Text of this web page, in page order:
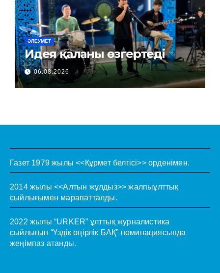
ӘЛЕУМЕТ
Идея қаланы өзгертеді
06.08.2026
Газет 1979 жылы <<Құрмет белгісі>> орденімен.
2014 жылы <<Алтын жұлдыз>> жалпыұлттық
сыйлығымен марапатталды.
2022 жылы “URKER” ұлттық журналистика
сыйлығын “Үздік өңірлік БАҚ” номинациясында
жеңімпаз атанды.